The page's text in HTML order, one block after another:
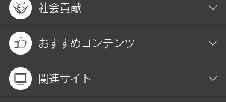
社会貢献
おすすめコンテンツ
関連サイト